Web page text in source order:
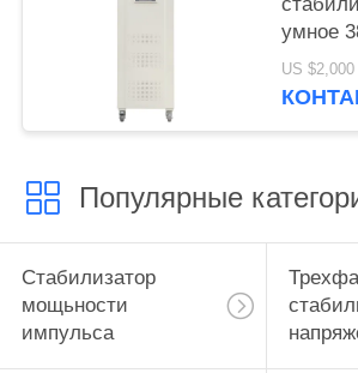
умное
Популярные
Стабилизатор
мощьности
импульса